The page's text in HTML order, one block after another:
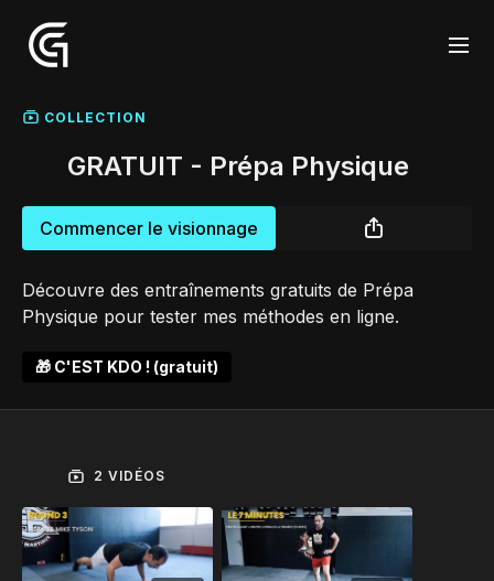
COLLECTION
GRATUIT - Prépa Physique
Commencer le visionnage
Découvre des entraînements gratuits de Prépa
Physique pour tester mes méthodes en ligne.
🎁 C'EST KDO ! (gratuit)
2 VIDÉOS